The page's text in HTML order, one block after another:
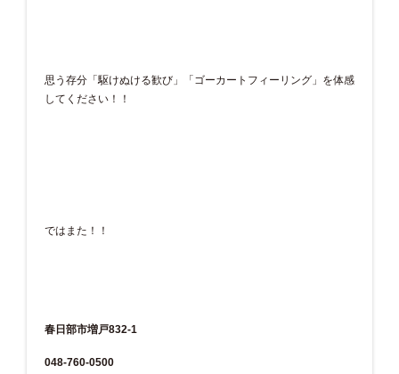
思う存分「駆けぬける歓び」「ゴーカートフィーリング」を体感
してください！！
ではまた！！
春日部市増戸832-1
048-760-0500